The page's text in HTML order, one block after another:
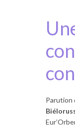
Parution